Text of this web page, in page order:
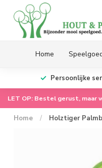
Home
Persoonlijke
LET OP: Bestel gerust, maar
Home / Holztiger